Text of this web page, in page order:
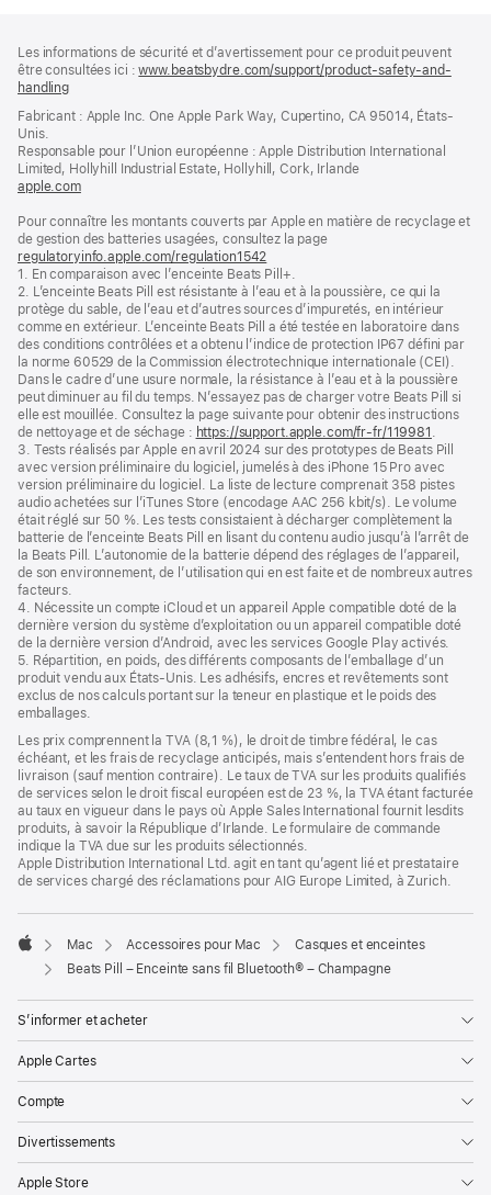
de
page
de
bas
de
page
Les informations de sécurité et d’avertissement pour ce produit peuvent
être consultées ici :www.beatsbydre.com/support/product-safety-and-
handling
une
fenêtre)
Fabricant : Apple Inc. One Apple Park Way, Cupertino, CA 95014, États-
Unis.
Responsable pour l’Union européenne : Apple Distribution International
Limited, Hollyhill Industrial Estate, Hollyhill, Cork, Irlande
apple.com(s’ouvre
une
nouvelle
fenêtre)
Pour connaître les montants couverts par Apple en matière de recyclage et
de gestion des batteries usagées, consultez la page
regulatoryinfo.apple.com/regulation1542
dans
une
nouvelle
fenêtre)
1. En comparaison avec l’enceinte Beats Pill+.
2. L’enceinte Beats Pill est résistante à l’eau et à la poussière, ce qui la
protège du sable, de l’eau et d’autres sources d’impuretés, en intérieur
comme en extérieur. L’enceinte Beats Pill a été testée en laboratoire dans
des conditions contrôlées et a obtenu l’indice de protection IP67 défini par
la norme 60529 de la Commission électrotechnique internationale (CEI).
Dans le cadre d’une usure normale, la résistance à l’eau et à la poussière
peut diminuer au fil du temps. N’essayez pas de charger votre Beats Pill si
elle est mouillée. Consultez la page suivante pour obtenir des instructions
de nettoyage et de séchage : https://support.apple.com/fr-fr/119981
3. Tests réalisés par Apple en avril 2024 sur des prototypes de Beats Pill
avec version préliminaire du logiciel, jumelés à des iPhone 15 Pro avec
version préliminaire du logiciel. La liste de lecture comprenait 358 pistes
audio achetées sur l’iTunes Store (encodage AAC 256 kbit/s). Le volume
était réglé sur 50 %. Les tests consistaient à décharger complètement la
batterie de l’enceinte Beats Pill en lisant du contenu audio jusqu’à l’arrêt de
la Beats Pill. L’autonomie de la batterie dépend des réglages de l’appareil,
de son environnement, de l’utilisation qui en est faite et de nombreux autres
facteurs.
4. Nécessite un compte iCloud et un appareil Apple compatible doté de la
dernière version du système d’exploitation ou un appareil compatible doté
de la dernière version d’Android, avec les services Google Play activés.
5. Répartition, en poids, des différents composants de l’emballage d’un
produit vendu aux États-Unis. Les adhésifs, encres et revêtements sont
exclus de nos calculs portant sur la teneur en plastique et le poids des
emballages.
Les prix comprennent la TVA (8,1 %), le droit de timbre fédéral, le cas
échéant, et les frais de recyclage anticipés, mais s’entendent hors frais de
livraison (sauf mention contraire). Le taux de TVA sur les produits qualifiés
de services selon le droit fiscal européen est de 23 %, la TVA étant facturée
au taux en vigueur dans le pays où Apple Sales International fournit lesdits
produits, à savoir la République d’Irlande. Le formulaire de commande
indique la TVA due sur les produits sélectionnés.
Apple Distribution International Ltd. agit en tant qu’agent lié et prestataire
de services chargé des réclamations pour AIG Europe Limited, à Zurich.
Apple
Mac Accessoires pour Mac
Casques et enceintes
Beats Pill – Enceinte sans fil Bluetooth® – Champagne
S’informer et acheter
Apple Cartes
Compte
Divertissements
Apple Store